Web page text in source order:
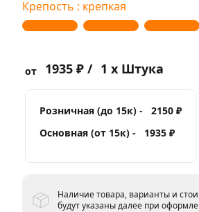
Крепость : крепкая
от 1935 ₽ / 1 x Штука
Розничная (до 15к) -
2150 ₽
Основная (от 15к) -
1935 ₽
Наличие товара, варианты и
будут указаны далее при